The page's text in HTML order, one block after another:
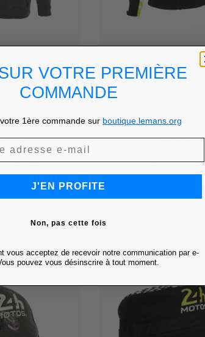
À
-...
€
51,00 €
Achat express
VESTE
2.0 - 24H...
125,00 €
PRIX MEMBRE
VOTRE PREMIÈRE
COMMANDE
1ère commande sur boutique.lemans.org
J'EN PROFITE
Non, pas cette fois
vous acceptez de recevoir notre communication par e-
pouvez vous désinscrire à tout moment.